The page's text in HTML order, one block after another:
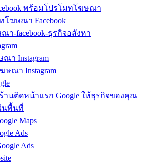
พร้อมโปรโมทโฆษณา
โฆษณา Facebook
า-facebook-ธุรกิจอสังหา
า Instagram
ษณา Instagram
านติดหน้าแรก Google ให้ธุรกิจของคุณ
นพื้นที่
Maps
Ads
Ads